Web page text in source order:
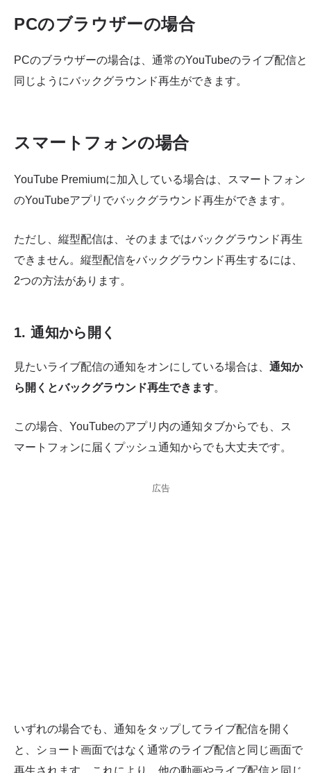
PCのブラウザーの場合
PCのブラウザーの場合は、通常のYouTubeのライブ配信と
同じようにバックグラウンド再生ができます。
スマートフォンの場合
YouTube Premiumに加入している場合は、スマートフォン
のYouTubeアプリでバックグラウンド再生ができます。
ただし、縦型配信は、そのままではバックグラウンド再生
できません。縦型配信をバックグラウンド再生するには、
2つの方法があります。
1. 通知から開く
見たいライブ配信の通知をオンにしている場合は、 通知か
ら開くとバックグラウンド再生できます。
この場合、YouTubeのアプリ内の通知タブからでも、ス
マートフォンに届くプッシュ通知からでも大丈夫です。
広告
いずれの場合でも、通知をタップしてライブ配信を開く
と、ショート画面ではなく通常のライブ配信と同じ画面で
再生されます。これにより、他の動画やライブ配信と同じ